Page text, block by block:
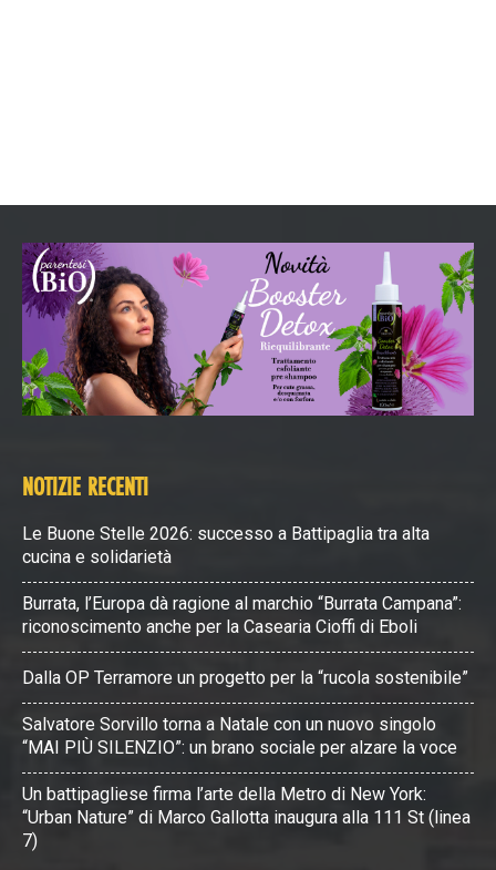
NOTIZIE RECENTI
Le Buone Stelle 2026: successo a Battipaglia tra alta
cucina e solidarietà
Burrata, l’Europa dà ragione al marchio “Burrata Campana”:
riconoscimento anche per la Casearia Cioffi di Eboli
Dalla OP Terramore un progetto per la “rucola sostenibile”
Salvatore Sorvillo torna a Natale con un nuovo singolo
“MAI PIÙ SILENZIO”: un brano sociale per alzare la voce
Un battipagliese firma l’arte della Metro di New York:
“Urban Nature” di Marco Gallotta inaugura alla 111 St (linea
7)